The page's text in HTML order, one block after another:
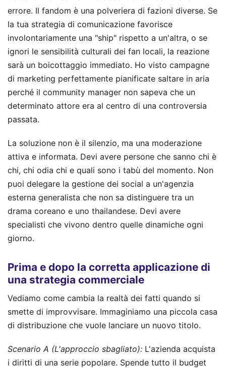
errore. Il fandom è una polveriera di fazioni diverse. Se
la tua strategia di comunicazione favorisce
involontariamente una "ship" rispetto a un'altra, o se
ignori le sensibilità culturali dei fan locali, la reazione
sarà un boicottaggio immediato. Ho visto campagne
di marketing perfettamente pianificate saltare in aria
perché il community manager non sapeva che un
determinato attore era al centro di una controversia
passata.
La soluzione non è il silenzio, ma una moderazione
attiva e informata. Devi avere persone che sanno chi è
chi, chi odia chi e quali sono i tabù del momento. Non
puoi delegare la gestione dei social a un'agenzia
esterna generalista che non sa distinguere tra un
drama coreano e uno thailandese. Devi avere
specialisti che vivono dentro quelle dinamiche ogni
giorno.
Prima e dopo la corretta applicazione di
una strategia commerciale
Vediamo come cambia la realtà dei fatti quando si
smette di improvvisare. Immaginiamo una piccola casa
di distribuzione che vuole lanciare un nuovo titolo.
Scenario A (L'approccio sbagliato): L'azienda acquista
i diritti di una serie popolare. Spende tutto il budget